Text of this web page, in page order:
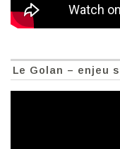
Le Golan – enjeu